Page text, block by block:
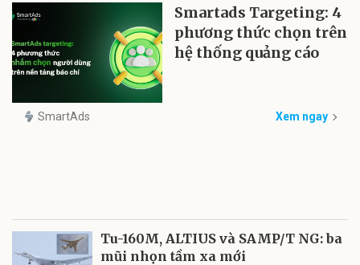
Smartads Targeting: 4
phương thức chọn trên
hệ thống quảng cáo
SmartAds Xem ngay
Tu-160M, ALTIUS và SAMP/T NG: ba
mũi nhọn tầm xa mới